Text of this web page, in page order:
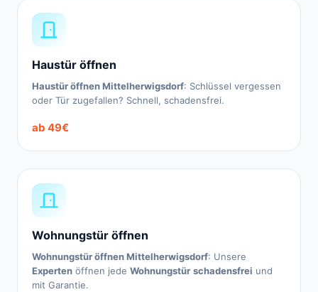
Haustür öffnen
Haustür öffnen Mittelherwigsdorf: Schlüssel vergessen
oder Tür zugefallen? Schnell, schadensfrei.
ab 49€
Wohnungstür öffnen
Wohnungstür öffnen Mittelherwigsdorf: Unsere
Experten öffnen jede Wohnungstür schadensfrei und
mit Garantie.